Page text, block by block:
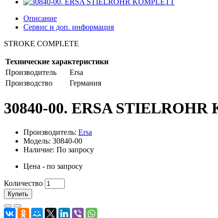
Описание
Сервис и доп. информация
STROKE COMPLETE
Технические характеристики
Производитель
Ersa
Производство
Германия
30840-00. ERSA
Производитель: Ersa
Модель: 30840-00
Наличие: По запросу
Цена - по запросу
Количество
Купить